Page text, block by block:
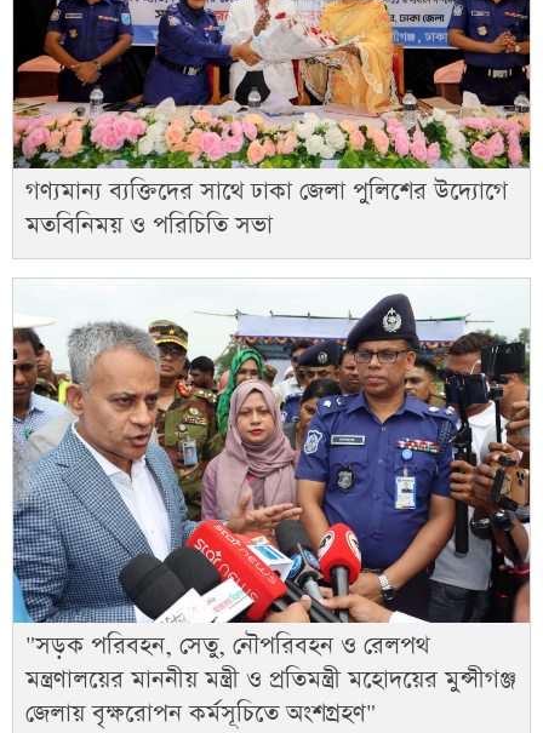
গণ্যমান্য ব্যক্তিদের সাথে ঢাকা জেলা পুলিশের উদ্যোগে
মতবিনিময় ও পরিচিতি সভা
"সড়ক পরিবহন, সেতু, নৌপরিবহন ও রেলপথ
মন্ত্রণালয়ের মাননীয় মন্ত্রী ও প্রতিমন্ত্রী মহোদয়ের মুন্সীগঞ্জ
জেলায় বৃক্ষরোপন কর্মসূচিতে অংশগ্রহণ"